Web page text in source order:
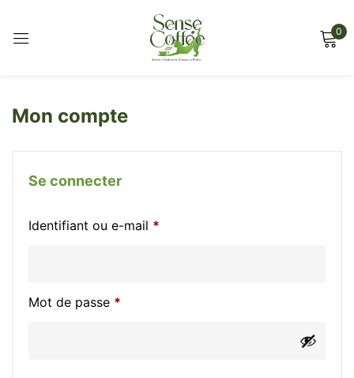
0
Mon compte
Se connecter
Identifiant ou e-mail *
Mot de passe *
Sign in
Remember me
Log in